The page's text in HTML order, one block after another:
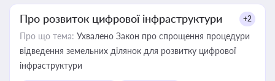
Про розвиток цифрової інфраструктури +2
Про що тема: Ухвалено Закон про спрощення процедури
відведення земельних ділянок для розвитку цифрової
інфраструктури